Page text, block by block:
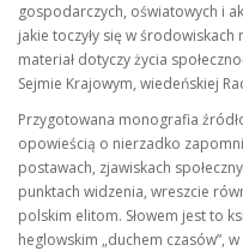
gospodarczych, oświatowych i
jakie toczyły się w
materiał dotyczy życia
Sejmie Krajowym, wiedeńskiej
Przygotowana monografia
opowieścią o nierzadko
postawach, zjawiskach
punktach widzenia, wreszcie
polskim elitom. Słowem jest to
heglowskim „duchem czasów”,